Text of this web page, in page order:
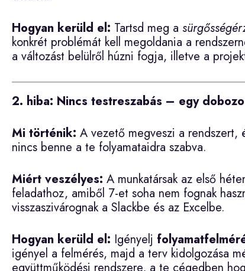
Hogyan kerüld el: Tartsd meg a
konkrét problémát kell megoldania a
a változást belülről húzni fogja, illetve a
2. hiba: Nincs testreszabás – egy
Mi történik: A vezető megveszi a rendszert,
nincs benne a te folyamataidra szabva.
Miért veszélyes: A munkatársak az első
feladathoz, amiből 7-et soha nem fognak
visszaszivárognak a Slackbe és az Excelbe.
Hogyan kerüld el: Igényelj
igényel a felmérés, majd a terv kidolgozása